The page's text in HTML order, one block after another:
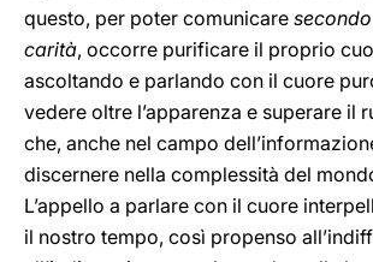
questo, per poter comunicare
carità, occorre purificare il proprio
ascoltando e parlando con il cuore
vedere oltre l’apparenza e superare il
che, anche nel campo
discernere nella complessità del
L’appello a parlare con il cuore
il nostro tempo, così propenso